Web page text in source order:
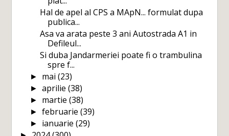
Hal de apel al CPS a MApN... formulat dupa
publica...
Asa va arata peste 3 ani Autostrada A1 in
Defileul...
Si duba Jandarmeriei poate fi o trambulina
spre f...
► mai (23)
► aprilie (38)
► martie (38)
► februarie (39)
► ianuarie (29)